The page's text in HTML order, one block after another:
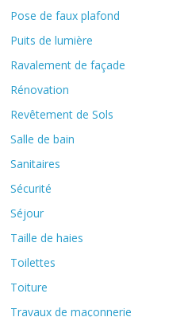
Pose de faux plafond
Puits de lumière
Ravalement de façade
Rénovation
Revêtement de Sols
Salle de bain
Sanitaires
Sécurité
Séjour
Taille de haies
Toilettes
Toiture
Travaux de maçonnerie